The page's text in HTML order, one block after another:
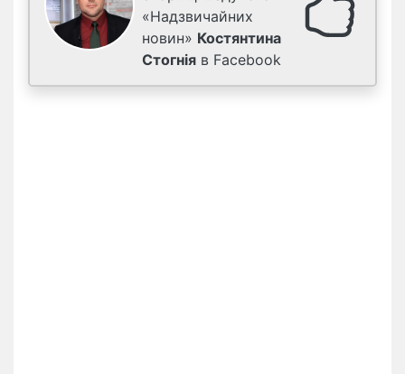
«Надзвичайних
новин» Костянтина
Стогнія в Facebook